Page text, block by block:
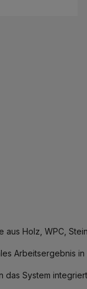
Holz, WPC,
Arbeitsergebnis in
das System